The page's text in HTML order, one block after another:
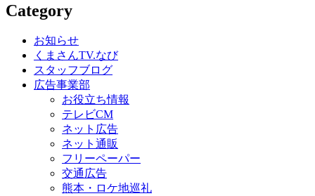
ナ
Category
お知らせ
くまさんTV.なび
スタッフブログ
広告事業部
お役立ち情報
テレビCM
ネット広告
ネット通販
フリーペーパー
交通広告
熊本・ロケ地巡礼